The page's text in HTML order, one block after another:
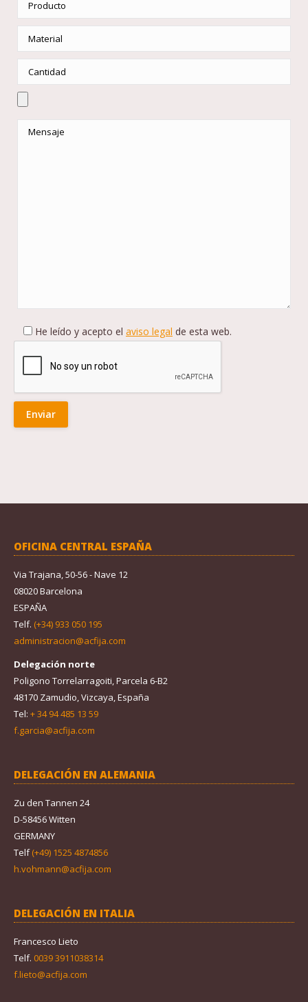
He leído y acepto el aviso legal de esta web.
OFICINA CENTRAL ESPAÑA
Via Trajana, 50-56 - Nave 12
08020 Barcelona
ESPAÑA
Telf. (+34) 933 050 195
administracion@acfija.com
Delegación norte
Poligono Torrelarragoiti, Parcela 6-B2
48170 Zamudio, Vizcaya, España
Tel: + 34 94 485 13 59
f.garcia@acfija.com
DELEGACIÓN EN ALEMANIA
Zu den Tannen 24
D-58456 Witten
GERMANY
Telf(+49) 1525 4874856
h.vohmann@acfija.com
DELEGACIÓN EN ITALIA
Francesco Lieto
Telf. 0039 3911038314
f.lieto@acfija.com